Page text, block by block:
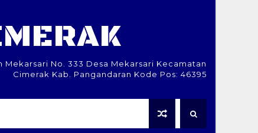
No. 333 Desa Mekarsari Kecamatan
Cimerak Kab. Pangandaran Kode Pos: 46395